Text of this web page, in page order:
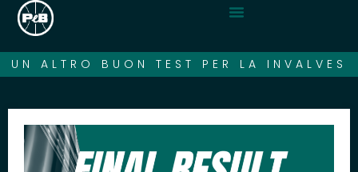
UN ALTRO BUON TEST PER LA INVALVES